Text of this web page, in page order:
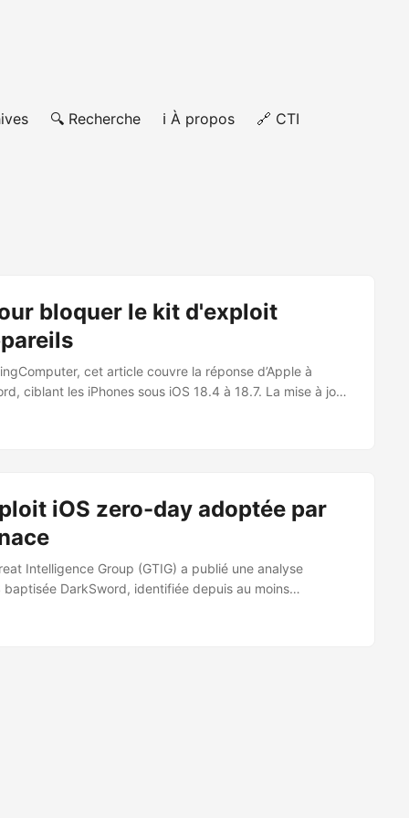
🔍 Recherche ℹ️ À propos 🔗 CTI
bloquer le kit d'exploit
cet article couvre la réponse d’Apple à
ciblant les iPhones sous iOS 18.4 à 18.7. La mise à jour
d’appareils le 1er avril 2026. 🎯 Le kit d’exploit
iOS zero-day adoptée par
Intelligence Group (GTIG) a publié une analyse
baptisée DarkSword, identifiée depuis au moins
coordination avec Lookout et iVerify. 🎯 Description